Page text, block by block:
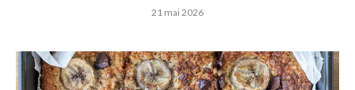
21 mai 2026